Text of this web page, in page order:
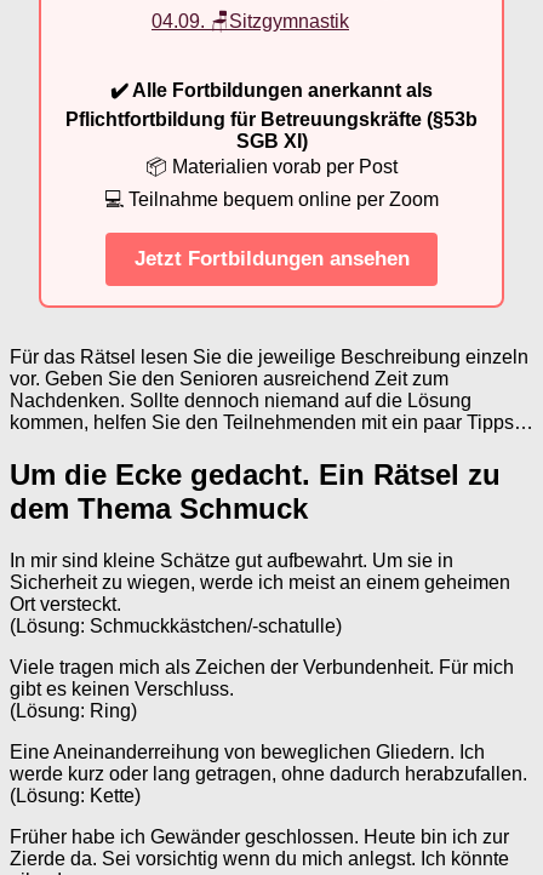
04.09. 🪑Sitzgymnastik
✔️ Alle Fortbildungen anerkannt als
Pflichtfortbildung für Betreuungskräfte (§53b
SGB XI)
📦 Materialien vorab per Post
💻 Teilnahme bequem online per Zoom
Jetzt Fortbildungen ansehen
Für das Rätsel lesen Sie die jeweilige Beschreibung einzeln
vor. Geben Sie den Senioren ausreichend Zeit zum
Nachdenken. Sollte dennoch niemand auf die Lösung
kommen, helfen Sie den Teilnehmenden mit ein paar Tipps…
Um die Ecke gedacht. Ein Rätsel zu
dem Thema Schmuck
In mir sind kleine Schätze gut aufbewahrt. Um sie in
Sicherheit zu wiegen, werde ich meist an einem geheimen
Ort versteckt.
(Lösung: Schmuckkästchen/-schatulle)
Viele tragen mich als Zeichen der Verbundenheit. Für mich
gibt es keinen Verschluss.
(Lösung: Ring)
Eine Aneinanderreihung von beweglichen Gliedern. Ich
werde kurz oder lang getragen, ohne dadurch herabzufallen.
(Lösung: Kette)
Früher habe ich Gewänder geschlossen. Heute bin ich zur
Zierde da. Sei vorsichtig wenn du mich anlegst. Ich könnte